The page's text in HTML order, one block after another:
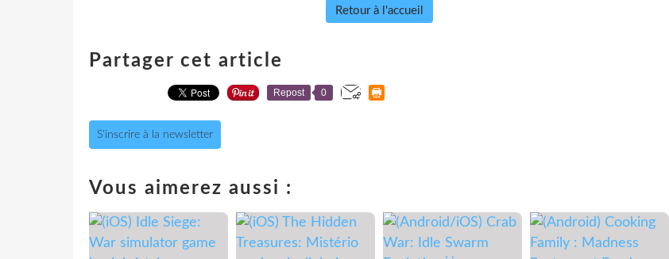
Retour à l'accueil
Partager cet article
Repost 0
S'inscrire à la newsletter
Vous aimerez aussi :